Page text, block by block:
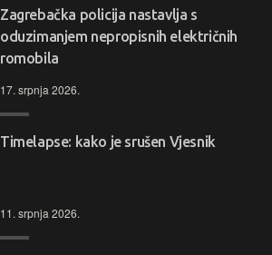
Zagrebačka policija nastavlja s
oduzimanjem nepropisnih električnih
romobila
17. srpnja 2026.
Timelapse: kako je srušen Vjesnik
11. srpnja 2026.